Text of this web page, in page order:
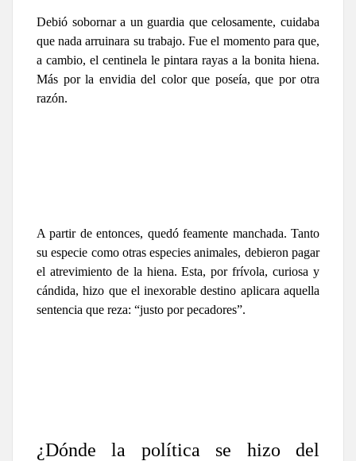
Debió sobornar a un guardia que celosamente, cuidaba
que nada arruinara su trabajo. Fue el momento para que,
a cambio, el centinela le pintara rayas a la bonita hiena.
Más por la envidia del color que poseía, que por otra
razón.
A partir de entonces, quedó feamente manchada. Tanto
su especie como otras especies animales, debieron pagar
el atrevimiento de la hiena. Esta, por frívola, curiosa y
cándida, hizo que el inexorable destino aplicara aquella
sentencia que reza: “justo por pecadores”.
¿Dónde la política se hizo del